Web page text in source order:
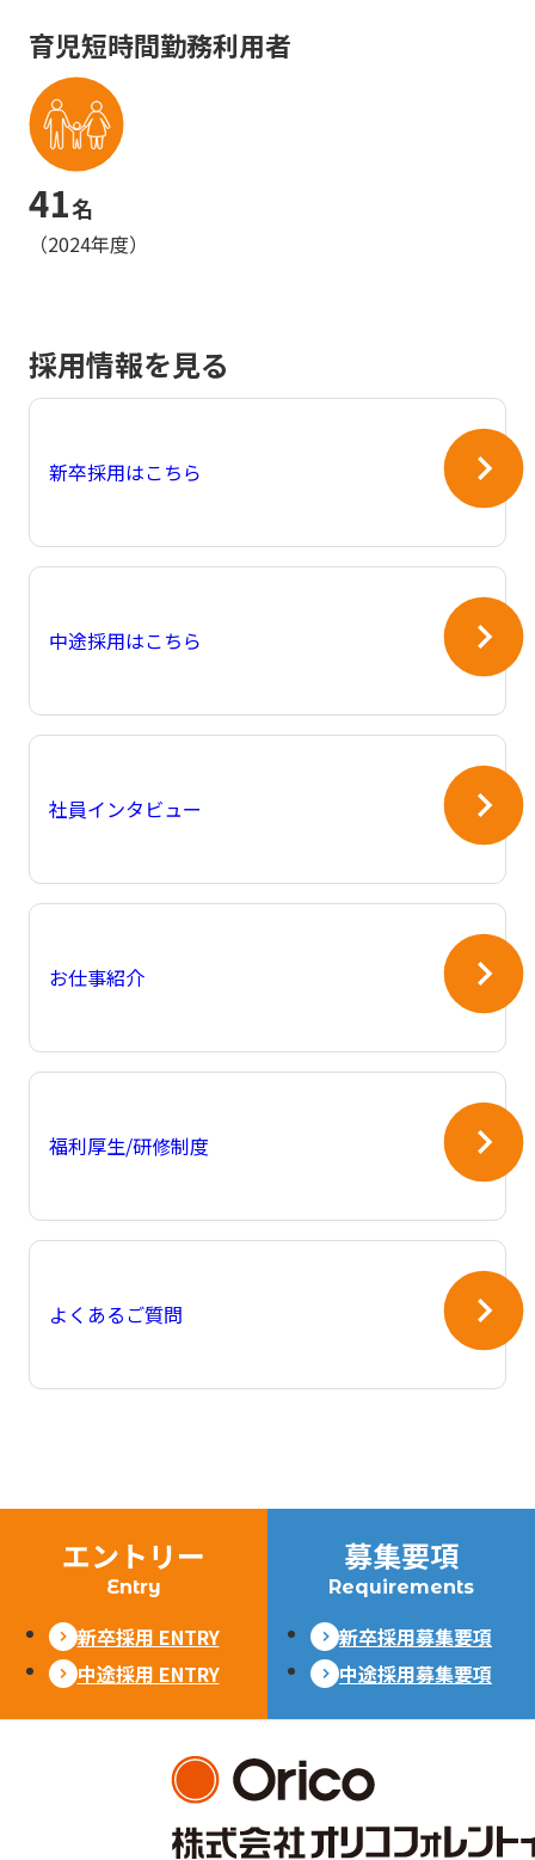
育児短時間勤務利用者
41名
（2024年度）
採用情報を見る
新卒採用はこちら
中途採用はこちら
社員インタビュー
お仕事紹介
福利厚生/研修制度
よくあるご質問
エントリー
Entry
新卒採用 ENTRY
中途採用 ENTRY
募集要項
Requirements
新卒採用募集要項
中途採用募集要項